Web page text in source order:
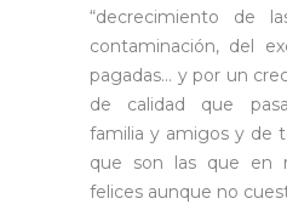
“decrecimiento de
contaminación, del
pagadas… y por un
de calidad que
familia y amigos y de
que son las que en
felices aunque no